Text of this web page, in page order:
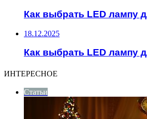
Как выбрать LED лампу
18.12.2025
Как выбрать LED лампу
ИНТЕРЕСНОЕ
Статьи